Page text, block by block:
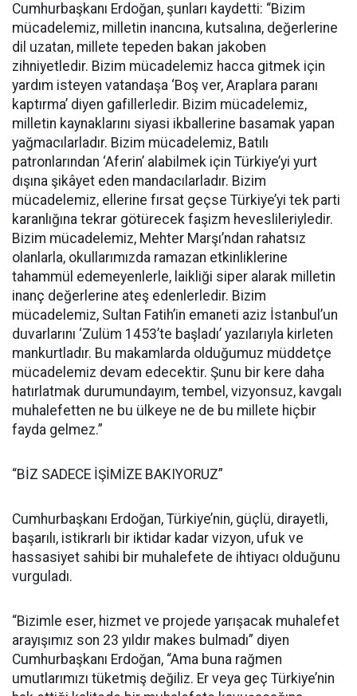
Cumhurbaşkanı Erdoğan, şunları kaydetti: “Bizim
mücadelemiz, milletin inancına, kutsalına, değerlerine
dil uzatan, millete tepeden bakan jakoben
zihniyetledir. Bizim mücadelemiz hacca gitmek için
yardım isteyen vatandaşa ‘Boş ver, Araplara paranı
kaptırma’ diyen gafillerledir. Bizim mücadelemiz,
milletin kaynaklarını siyasi ikballerine basamak yapan
yağmacılarladır. Bizim mücadelemiz, Batılı
patronlarından ‘Aferin’ alabilmek için Türkiye’yi yurt
dışına şikâyet eden mandacılarladır. Bizim
mücadelemiz, ellerine fırsat geçse Türkiye’yi tek parti
karanlığına tekrar götürecek faşizm heveslileriyledir.
Bizim mücadelemiz, Mehter Marşı’ndan rahatsız
olanlarla, okullarımızda ramazan etkinliklerine
tahammül edemeyenlerle, laikliği siper alarak milletin
inanç değerlerine ateş edenlerledir. Bizim
mücadelemiz, Sultan Fatih’in emaneti aziz İstanbul’un
duvarlarını ‘Zulüm 1453’te başladı’ yazılarıyla kirleten
mankurtladır. Bu makamlarda olduğumuz müddetçe
mücadelemiz devam edecektir. Şunu bir kere daha
hatırlatmak durumundayım, tembel, vizyonsuz, kavgalı
muhalefetten ne bu ülkeye ne de bu millete hiçbir
fayda gelmez.”
“BİZ SADECE İŞİMİZE BAKIYORUZ”
Cumhurbaşkanı Erdoğan, Türkiye’nin, güçlü, dirayetli,
başarılı, istikrarlı bir iktidar kadar vizyon, ufuk ve
hassasiyet sahibi bir muhalefete de ihtiyacı olduğunu
vurguladı.
“Bizimle eser, hizmet ve projede yarışacak muhalefet
arayışımız son 23 yıldır makes bulmadı” diyen
Cumhurbaşkanı Erdoğan, “Ama buna rağmen
umutlarımızı tüketmiş değiliz. Er veya geç Türkiye’nin